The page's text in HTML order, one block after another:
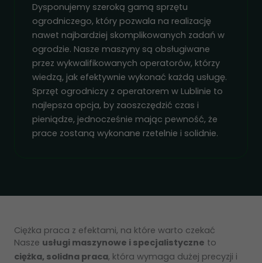
Dysponujemy szeroką gamą sprzętu
ogrodniczego, który pozwala na realizację
nawet najbardziej skomplikowanych zadań w
ogrodzie. Nasze maszyny są obsługiwane
przez wykwalifikowanych operatorów, którzy
wiedzą, jak efektywnie wykonać każdą usługę.
Sprzęt ogrodniczy z operatorem w Lublinie to
najlepsza opcja, by zaoszczędzić czas i
pieniądze, jednocześnie mając pewność, że
prace zostaną wykonane rzetelnie i solidnie.
Ciężka praca z efektami, na które warto czekać
Nasze usługi maszynowe i specjalistyczne to
ciężka, solidna praca, która wymaga dużej precyzji i
strony, zwiększasz
szansę na
zobaczenie
spersonalizowanych
treści i ofert.